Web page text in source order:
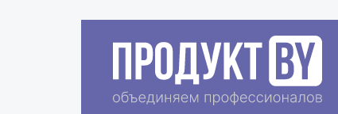
СергейЛЯШКО
Если у нас есть беспривязь, все животные чипированы и
есть программа-планировщик, на проведение…